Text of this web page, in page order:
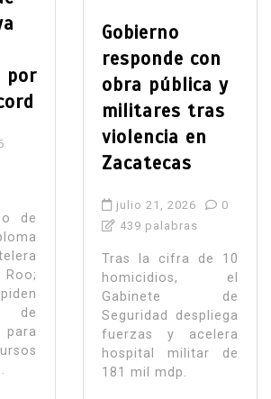
por
de
de
Gobierno
responde con
obra pública y
militares tras
violencia en
Zacatecas
julio 21, 2026
0
439 palabras
Tras la cifra de 10
homicidios, el
Gabinete de
Seguridad despliega
fuerzas y acelera
hospital militar de
181 mil mdp.